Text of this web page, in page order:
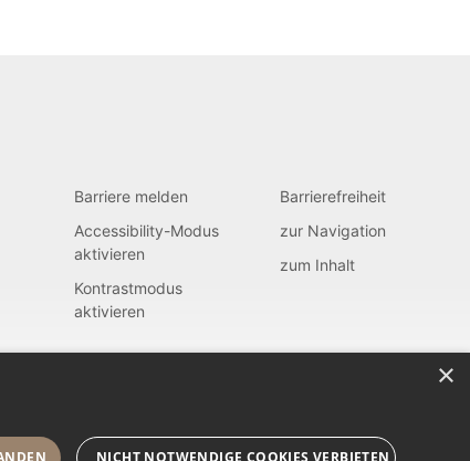
Barriere melden
Accessibility-Modus
aktivieren
Kontrastmodus
aktivieren
Barrierefreiheit
zur Navigation
zum Inhalt
×
NICHT NOTWENDIGE COOKIES VERBIETEN